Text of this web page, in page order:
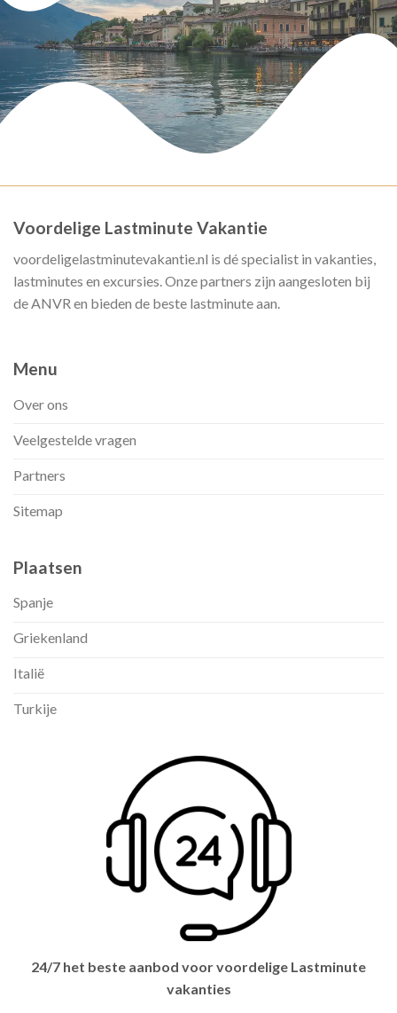
Voordelige Lastminute Vakantie
voordeligelastminutevakantie.nl is dé specialist in vakanties,
lastminutes en excursies. Onze partners zijn aangesloten bij
de ANVR en bieden de beste lastminute aan.
Menu
Over ons
Veelgestelde vragen
Partners
Sitemap
Plaatsen
Spanje
Griekenland
Italië
Turkije
24/7 het beste aanbod voor voordelige Lastminute
vakanties